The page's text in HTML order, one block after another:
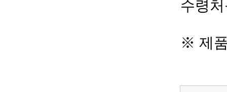
수령
※ 제